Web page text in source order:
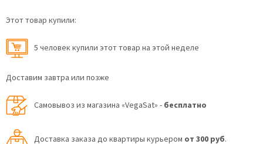
Этот товар купили:
5 человек купили этот товар на этой неделе
Доставим завтра или позже
Самовывоз из магазина «VegaSat» - бесплатно
Доставка заказа до квартиры курьером от 300 руб.